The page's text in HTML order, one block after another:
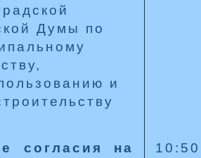
Думы по
и
согласия на